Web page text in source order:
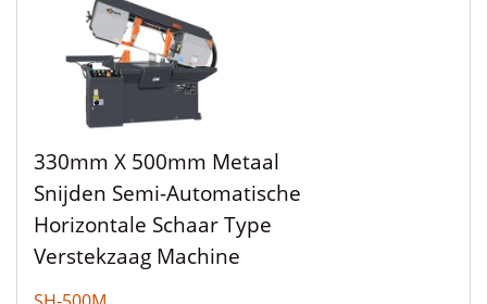
330mm X 500mm Metaal
Snijden Semi-Automatische
Horizontale Schaar Type
Verstekzaag Machine